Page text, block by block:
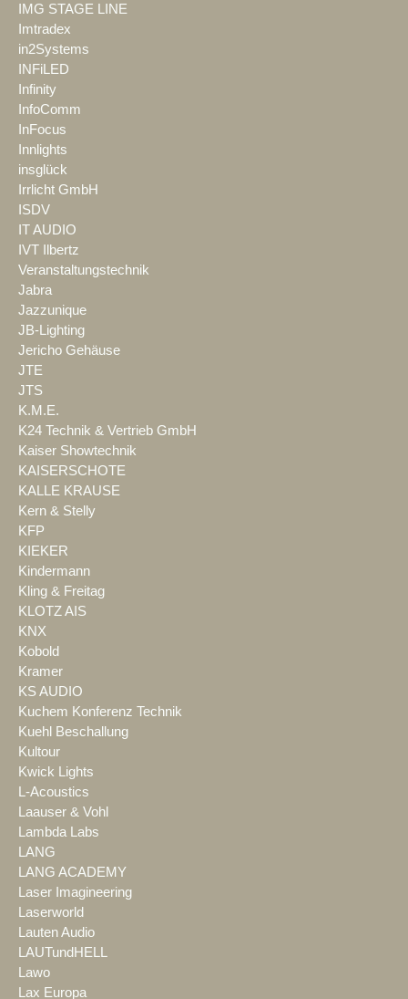
IMG STAGE LINE
Imtradex
in2Systems
INFiLED
Infinity
InfoComm
InFocus
Innlights
insglück
Irrlicht GmbH
ISDV
IT AUDIO
IVT Ilbertz
Veranstaltungstechnik
Jabra
Jazzunique
JB-Lighting
Jericho Gehäuse
JTE
JTS
K.M.E.
K24 Technik & Vertrieb GmbH
Kaiser Showtechnik
KAISERSCHOTE
KALLE KRAUSE
Kern & Stelly
KFP
KIEKER
Kindermann
Kling & Freitag
KLOTZ AIS
KNX
Kobold
Kramer
KS AUDIO
Kuchem Konferenz Technik
Kuehl Beschallung
Kultour
Kwick Lights
L-Acoustics
Laauser & Vohl
Lambda Labs
LANG
LANG ACADEMY
Laser Imagineering
Laserworld
Lauten Audio
LAUTundHELL
Lawo
Lax Europa